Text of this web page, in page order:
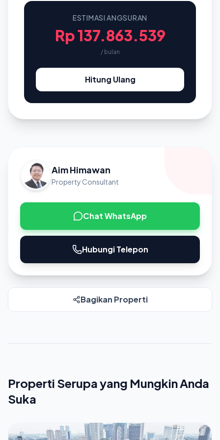
ESTIMASI ANGSURAN
Rp 137.863.539
/ bulan
Hitung Ulang
Aim Himawan
Property Consultant
Chat WhatsApp
Hubungi Telepon
Bagikan Properti
Properti Serupa yang Mungkin Anda
Suka